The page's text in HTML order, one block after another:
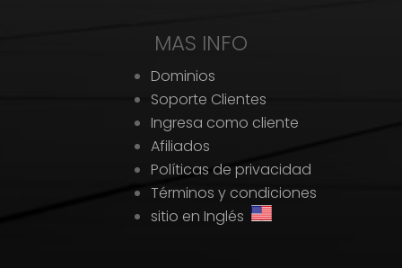
MAS INFO
Dominios
Soporte Clientes
Ingresa como cliente
Afiliados
Políticas de privacidad
Términos y condiciones
sitio en Inglés